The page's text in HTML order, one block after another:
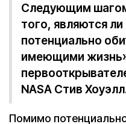
Следующим
того, являются
потенциально
имеющими
NASA Стив
Помимо